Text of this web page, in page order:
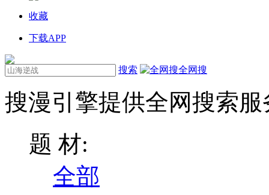
收藏
下载APP
搜索 全网搜
搜漫引擎提供全网搜索服
题 材:
全部